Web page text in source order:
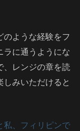
ような経験をフ
ラに通うようにな
、レンジの章を読
みいただけると
私、フィリピンで